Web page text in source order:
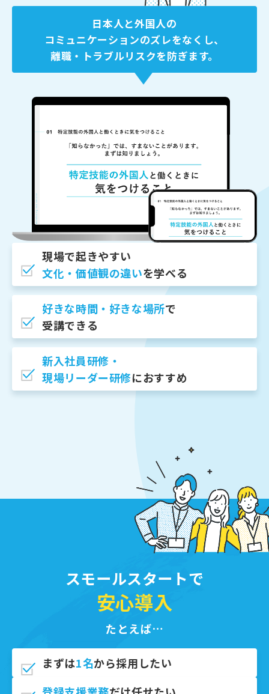
⽇本⼈と外国⼈の
コミュニケーションのズレをなくし、
離職・トラブルリスクを防ぎます。
現場で起きやすい
⽂化・価値観の違いを学べる
好きな時間・好きな場所で
受講できる
新⼊社員研修・
現場リーダー研修におすすめ
スモールスタートで
安心導入
たとえば…
まずは1名から採用したい